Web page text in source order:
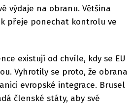
výdaje na obranu. Většina
přeje ponechat kontrolu ve
existují od chvíle, kdy se EU
Vyhrotily se proto, že obrana
evropské integrace. Brusel
členské státy, aby své